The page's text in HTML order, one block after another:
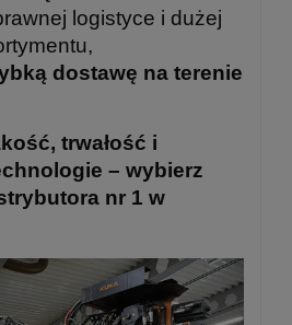
logistyce i dużej
dostawę na terenie
trwałość i
– wybierz
nr 1 w